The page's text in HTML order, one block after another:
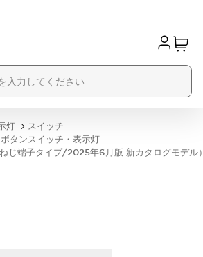
灯
スイッチ
タンスイッチ・表示灯
じ端子タイプ/2025年6月版 新カタログモデル